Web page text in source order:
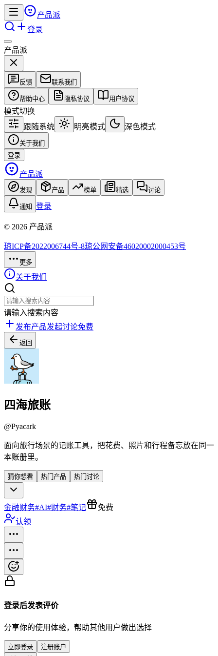
产品派
登录
产品派
反馈 联系我们
帮助中心 隐私协议 用户协议
模式切换
跟随系统
明亮模式 深色模式
关于我们
登录
产品派
发现 产品 榜单 精选 讨论
通知 登录
© 2026 产品派
琼ICP备2022006744号-8琼公网安备46020002000453号
更多
关于我们
请输入搜索内容
发布产品发起讨论免费
返回
四海旅账
@Pyacark
面向旅行场景的记账工具，把花费、照片和行程备忘放在同一
本账册里。
猜你想看 热门产品 热门讨论
金融财务#AI#财务#笔记
免费
认领
登录后发表评价
分享你的使用体验，帮助其他用户做出选择
立即登录
注册账户